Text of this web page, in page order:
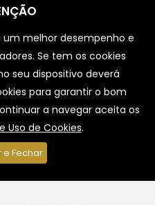
Compras > 49€
um melhor desempenho e
Se tem os cookies
seu dispositivo deverá
para garantir o bom
a navegar aceita os
Uso de Cookies.
Fechar